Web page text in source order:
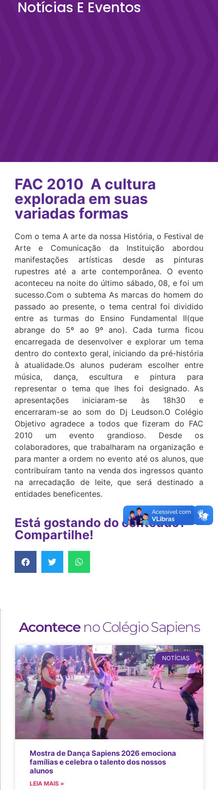
Notícias E Eventos
FAC 2010  A cultura
explorada em suas
variadas formas
Com o tema A arte da nossa História, o Festival de
Arte e Comunicação da Instituição abordou
manifestações artísticas desde as pinturas
rupestres até a arte contemporânea. O evento
aconteceu na noite do último sábado, 08, e foi um
sucesso.Com o subtema As marcas do homem do
passado ao presente, o tema central foi dividido
entre as turmas do Ensino Fundamental II(que
abrange do 5º ao 9º ano). Cada turma ficou
encarregada de desenvolver e explorar um tema
dentro do contexto geral, iniciando da pré-história
à atualidade.Os alunos puderam escolher entre
música, dança, escultura e pintura para
representar o tema que lhes foi designado. As
apresentações iniciaram-se às 18h30 e
encerraram-se ao som do Dj Leudson.O Colégio
Objetivo agradece a todos que fizeram do FAC
2010 um evento grandioso. Desde os
colaboradores, que trabalharam na organização e
para manter a ordem no evento até os alunos, que
contribuíram tanto na venda dos ingressos quanto
na arrecadação de leite, que será destinado a
entidades beneficentes.
Está gostando do conteúdo?
Compartilhe!
Aconteceno Colégio Sapiens
NOTÍCIAS
Mostra de Dança Sapiens 2026 emociona
famílias e celebra o talento dos nossos
alunos
LEIA MAIS »